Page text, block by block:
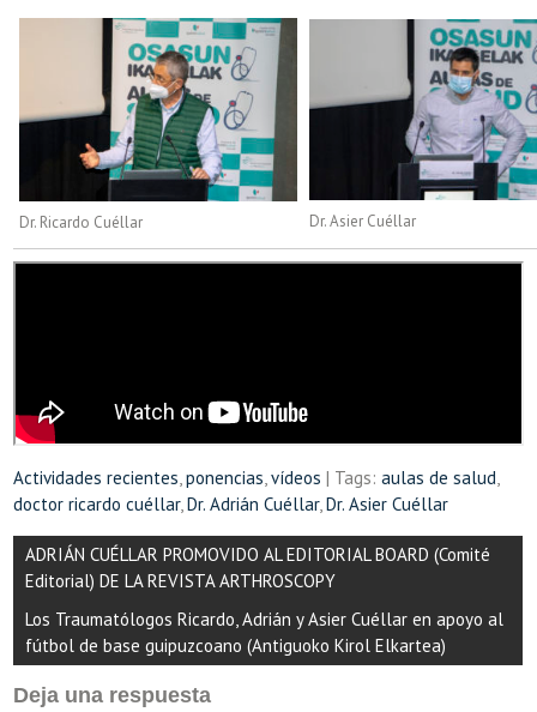
Dr. Ricardo Cuéllar Dr. Asier Cuéllar
Actividades recientes,ponencias,vídeos | Tags:aulas de salud,
doctor ricardo cuéllar,Dr. Adrián Cuéllar,Dr. Asier Cuéllar
Navegación
de
entradas
ADRIÁN CUÉLLAR PROMOVIDO AL EDITORIAL BOARD (Comité
Editorial) DE LA REVISTA ARTHROSCOPY
Los Traumatólogos Ricardo, Adrián y Asier Cuéllar en apoyo al
fútbol de base guipuzcoano (Antiguoko Kirol Elkartea)
Deja una respuesta